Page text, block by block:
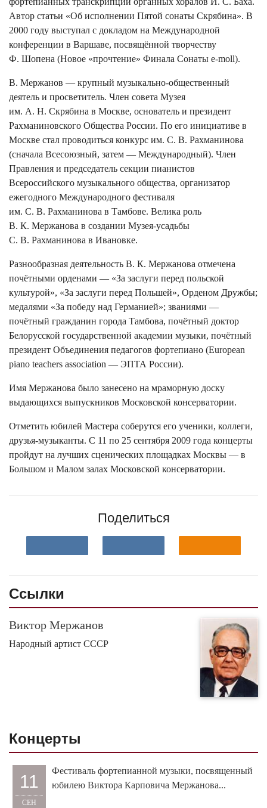
Автор статьи «Об исполнении Пятой сонаты Скрябина». В
2000 году выступал с докладом на Международной
конференции в Варшаве, посвящённой творчеству
Ф. Шопена (Новое «прочтение» Финала Сонаты e-moll).
В. Мержанов — крупный музыкально-общественный
деятель и просветитель. Член совета Музея
им. А. Н. Скрябина в Москве, основатель и президент
Рахманиновского Общества России. По его инициативе в
Москве стал проводиться конкурс им. С. В. Рахманинова
(сначала Всесоюзный, затем — Международный). Член
Правления и председатель секции пианистов
Всероссийского музыкального общества, организатор
ежегодного Международного фестиваля
им. С. В. Рахманинова в Тамбове. Велика роль
В. К. Мержанова в создании Музея-усадьбы
С. В. Рахманинова в Ивановке.
Разнообразная деятельность В. К. Мержанова отмечена
почётными орденами — «За заслуги перед польской
культурой», «За заслуги перед Польшей», Орденом Дружбы;
медалями «За победу над Германией»; званиями —
почётный гражданин города Тамбова, почётный доктор
Белорусской государственной академии музыки, почётный
президент Объединения педагогов фортепиано (European
piano teachers association — ЭПТА России).
Имя Мержанова было занесено на мраморную доску
выдающихся выпускников Московской консерватории.
Отметить юбилей Мастера соберутся его ученики, коллеги,
друзья-музыканты. С 11 по 25 сентября 2009 года концерты
пройдут на лучших сценических площадках Москвы — в
Большом и Малом залах Московской консерватории.
Поделиться
Ссылки
Виктор Мержанов
Народный артист СССР
Концерты
11
СЕН
Фестиваль фортепианной музыки, посвященный
юбилею Виктора Карповича Мержанова...